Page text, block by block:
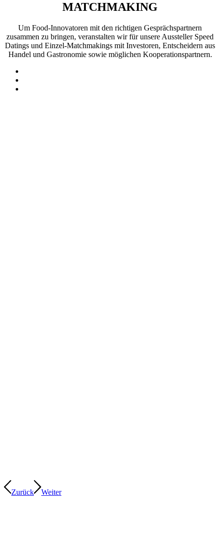
MATCHMAKING
Um Food-Innovatoren mit den richtigen Gesprächspartnern
zusammen zu bringen, veranstalten wir für unsere Aussteller Speed
Datings und Einzel-Matchmakings mit Investoren, Entscheidern aus
Handel und Gastronomie sowie möglichen Kooperationspartnern.
Zurück Weiter